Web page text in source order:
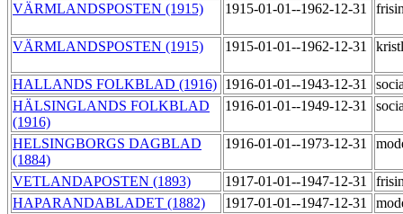
VÄRMLANDSPOSTEN (1915) 1915-01-01--1962-12-31
VÄRMLANDSPOSTEN (1915) 1915-01-01--1962-12-31
HALLANDS FOLKBLAD (1916) 1916-01-01--1943-12-31
HÄLSINGLANDS FOLKBLAD
(1916)
1916-01-01--1949-12-31
HELSINGBORGS DAGBLAD
(1884)
1916-01-01--1973-12-31
VETLANDAPOSTEN (1893) 1917-01-01--1947-12-31
HAPARANDABLADET (1882)
1917-01-01--1947-12-31